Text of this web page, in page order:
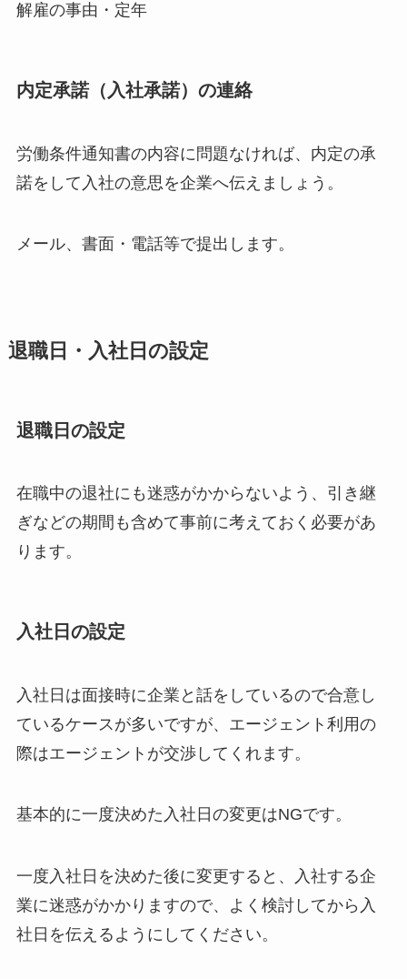
解雇の事由・定年
内定承諾（入社承諾）の連絡
労働条件通知書の内容に問題なければ、内定の承
諾をして入社の意思を企業へ伝えましょう。
メール、書面・電話等で提出します。
退職日・入社日の設定
退職日の設定
在職中の退社にも迷惑がかからないよう、引き継
ぎなどの期間も含めて事前に考えておく必要があ
ります。
入社日の設定
入社日は面接時に企業と話をしているので合意し
ているケースが多いですが、エージェント利用の
際はエージェントが交渉してくれます。
基本的に一度決めた入社日の変更はNGです。
一度入社日を決めた後に変更すると、入社する企
業に迷惑がかかりますので、よく検討してから入
社日を伝えるようにしてください。